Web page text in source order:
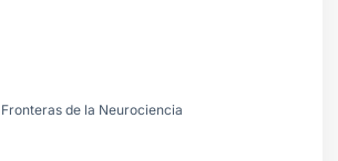
Fronteras de la Neurociencia